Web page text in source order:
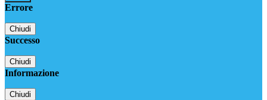
Errore
Chiudi
Successo
Chiudi
Informazione
Chiudi